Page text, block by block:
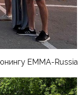
EMMA-Russia.